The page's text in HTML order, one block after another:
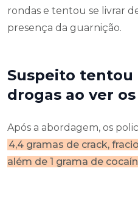
rondas e tentou se livrar
presença da guarnição.
Suspeito tentou
drogas ao ver
Após a abordagem, os
4,4 gramas de crack,
além de 1 grama de